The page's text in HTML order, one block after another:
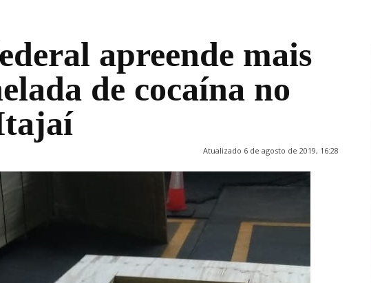
apreende mais
de cocaína no
Atualizado 6 de agosto de 2019, 16:28